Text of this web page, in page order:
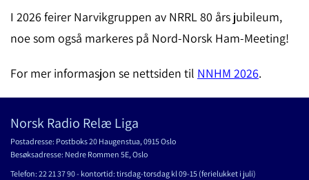
I 2026 feirer Narvikgruppen av NRRL 80 års jubileum,
noe som også markeres på Nord-Norsk Ham-Meeting!
For mer informasjon se nettsiden til NNHM 2026.
Norsk Radio Relæ Liga
Postadresse: Postboks 20 Haugenstua, 0915 Oslo
Besøksadresse: Nedre Rommen 5E, Oslo
Telefon: 22 21 37 90 - kontortid: tirsdag-torsdag kl 09-15 (ferielukket i juli)